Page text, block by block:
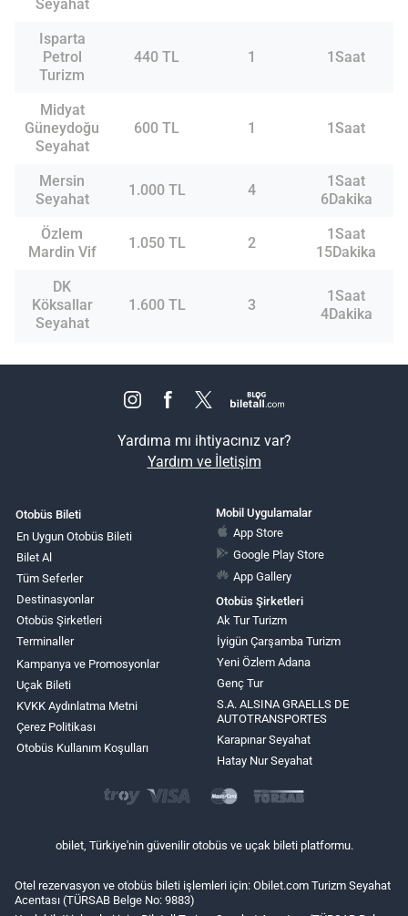
Seyahat
Isparta
Petrol
Turizm
440 TL 1 1Saat
Midyat
Güneydoğu
Seyahat
600 TL 1 1Saat
Mersin
Seyahat
1.000 TL 4
1Saat
6Dakika
Özlem
Mardin Vif
1.050 TL 2
1Saat
15Dakika
DK
Köksallar
Seyahat
1.600 TL 3
1Saat
4Dakika
Yardıma mı ihtiyacınız var?
Yardım ve İletişim
Otobüs Bileti
En Uygun Otobüs Bileti
Bilet Al
Tüm Seferler
Destinasyonlar
Otobüs Şirketleri
Terminaller
Kampanya ve Promosyonlar
Uçak Bileti
KVKK Aydınlatma Metni
Çerez Politikası
Otobüs Kullanım Koşulları
Mobil Uygulamalar
App Store
Google Play Store
App Gallery
Otobüs Şirketleri
Ak Tur Turizm
İyigün Çarşamba Turizm
Yeni Özlem Adana
Genç Tur
S.A. ALSINA GRAELLS DE
AUTOTRANSPORTES
Karapınar Seyahat
Hatay Nur Seyahat
obilet, Türkiye'nin güvenilir otobüs ve uçak bileti platformu.
Otel rezervasyon ve otobüs bileti işlemleri için: Obilet.com Turizm Seyahat
Acentası (TÜRSAB Belge No: 9883)